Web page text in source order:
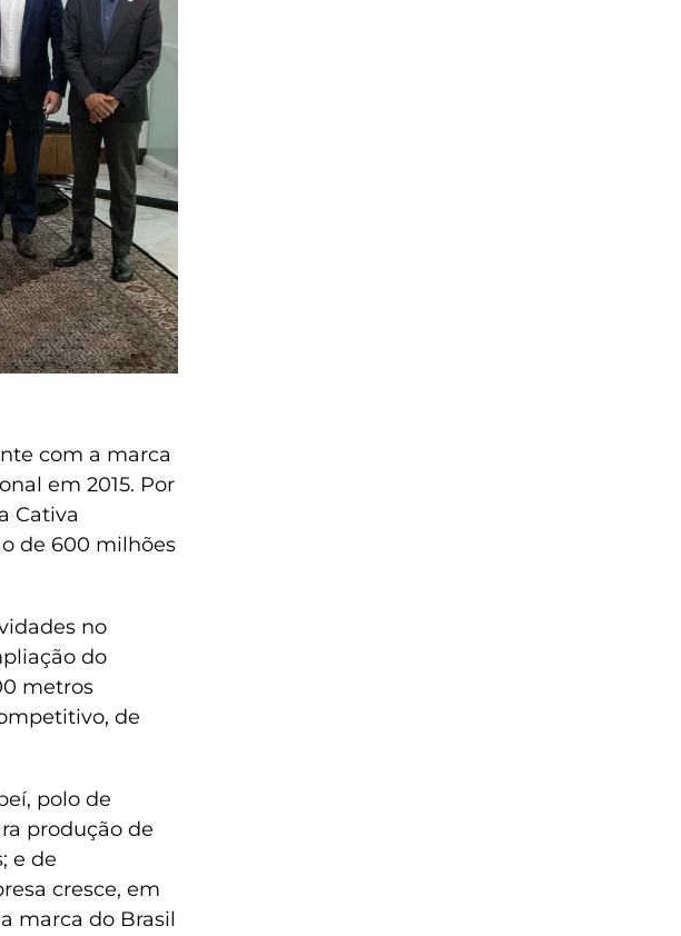
com a marca
em 2015. Por
Cativa
de 600 milhões
no
do
metros
de
polo de
produção de
e de
cresce, em
marca do Brasil